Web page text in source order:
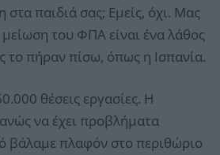
στα παιδιά σας; Εμείς, όχι. Μας
του ΦΠΑ είναι ένα λάθος
το πήραν πίσω, όπως η Ισπανία.
θέσεις εργασίες. Η
να έχει προβλήματα
βάλαμε πλαφόν στο περιθώριο